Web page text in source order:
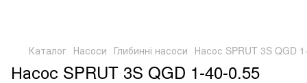
Каталог Насоси Глибинні насоси Насос SPRUT 3S QGD
Насос SPRUT 3S QGD 1-40-0.55